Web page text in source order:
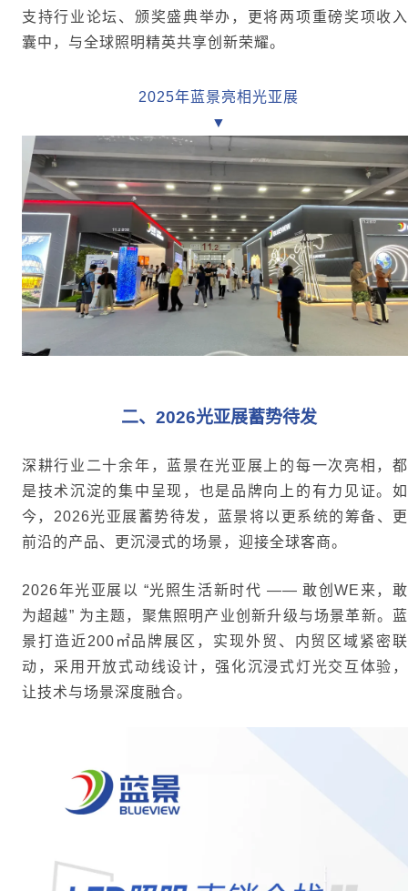
支持行业论坛、颁奖盛典举办，更将两项重磅奖项收入
囊中，与全球照明精英共享创新荣耀。
2025年蓝景亮相光亚展
▼
二、 2026光亚展蓄势待发
深耕行业二十余年，蓝景在光亚展上的每一次亮相，都
是技术沉淀的集中呈现，也是品牌向上的有力见证。如
今，2026光亚展蓄势待发，蓝景将以更系统的筹备、更
前沿的产品、更沉浸式的场景，迎接全球客商。
2026年光亚展以 “光照生活新时代 —— 敢创WE来，敢
为超越” 为主题，聚焦照明产业创新升级与场景革新。蓝
景打造近200㎡品牌展区，实现外贸、内贸区域紧密联
动，采用开放式动线设计，强化沉浸式灯光交互体验，
让技术与场景深度融合。